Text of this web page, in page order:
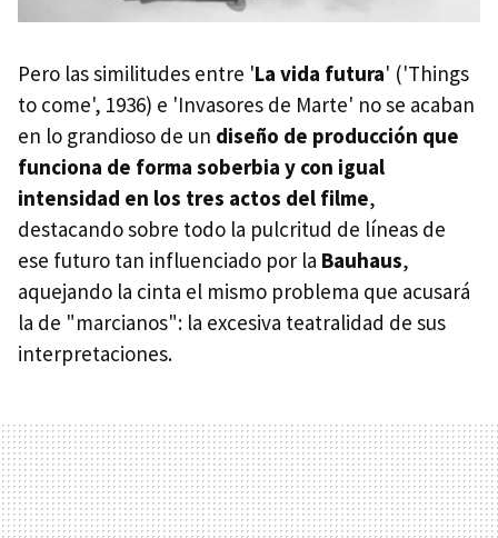
Pero las similitudes entre 'La vida futura' ('Things
to come', 1936) e 'Invasores de Marte' no se acaban
en lo grandioso de un diseño de producción que
funciona de forma soberbia y con igual
intensidad en los tres actos del filme,
destacando sobre todo la pulcritud de líneas de
ese futuro tan influenciado por la Bauhaus,
aquejando la cinta el mismo problema que acusará
la de "marcianos": la excesiva teatralidad de sus
interpretaciones.